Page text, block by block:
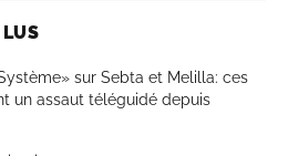
sur Sebta et Melilla: ces
un assaut téléguidé depuis